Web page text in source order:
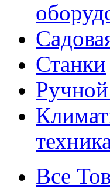
Станки
Все